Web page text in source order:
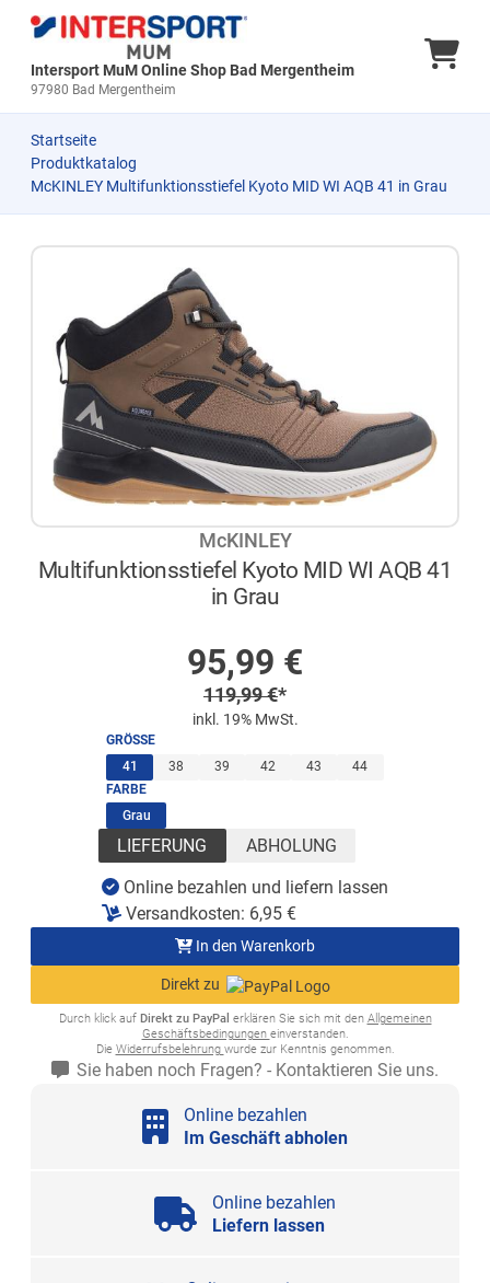
Intersport MuM Online Shop Bad Mergentheim
97980 Bad Mergentheim
Startseite
Produktkatalog
McKINLEY Multifunktionsstiefel Kyoto MID WI AQB 41 in Grau
McKINLEY
Multifunktionsstiefel Kyoto MID WI AQB 41
in Grau
Sonderpreis
95,99 €
Regulärer Preis
119,99€*
inkl. 19% MwSt.
GRÖSSE
41
(ausgewählt)
38 39 42 43
44
FARBE
Grau(ausgewählt)
LIEFERUNG ABHOLUNG
Online bezahlen und liefern lassen
Versandkosten: 6,95 €
In den Warenkorb
Direkt zu
Durch klick auf Direkt zu PayPal erklären Sie sich mit den Allgemeinen
Geschäftsbedingungen einverstanden.
Die Widerrufsbelehrung wurde zur Kenntnis genommen.
Sie haben noch Fragen? - Kontaktieren Sie uns.
Online bezahlen
Im Geschäft abholen
Online bezahlen
Liefern lassen